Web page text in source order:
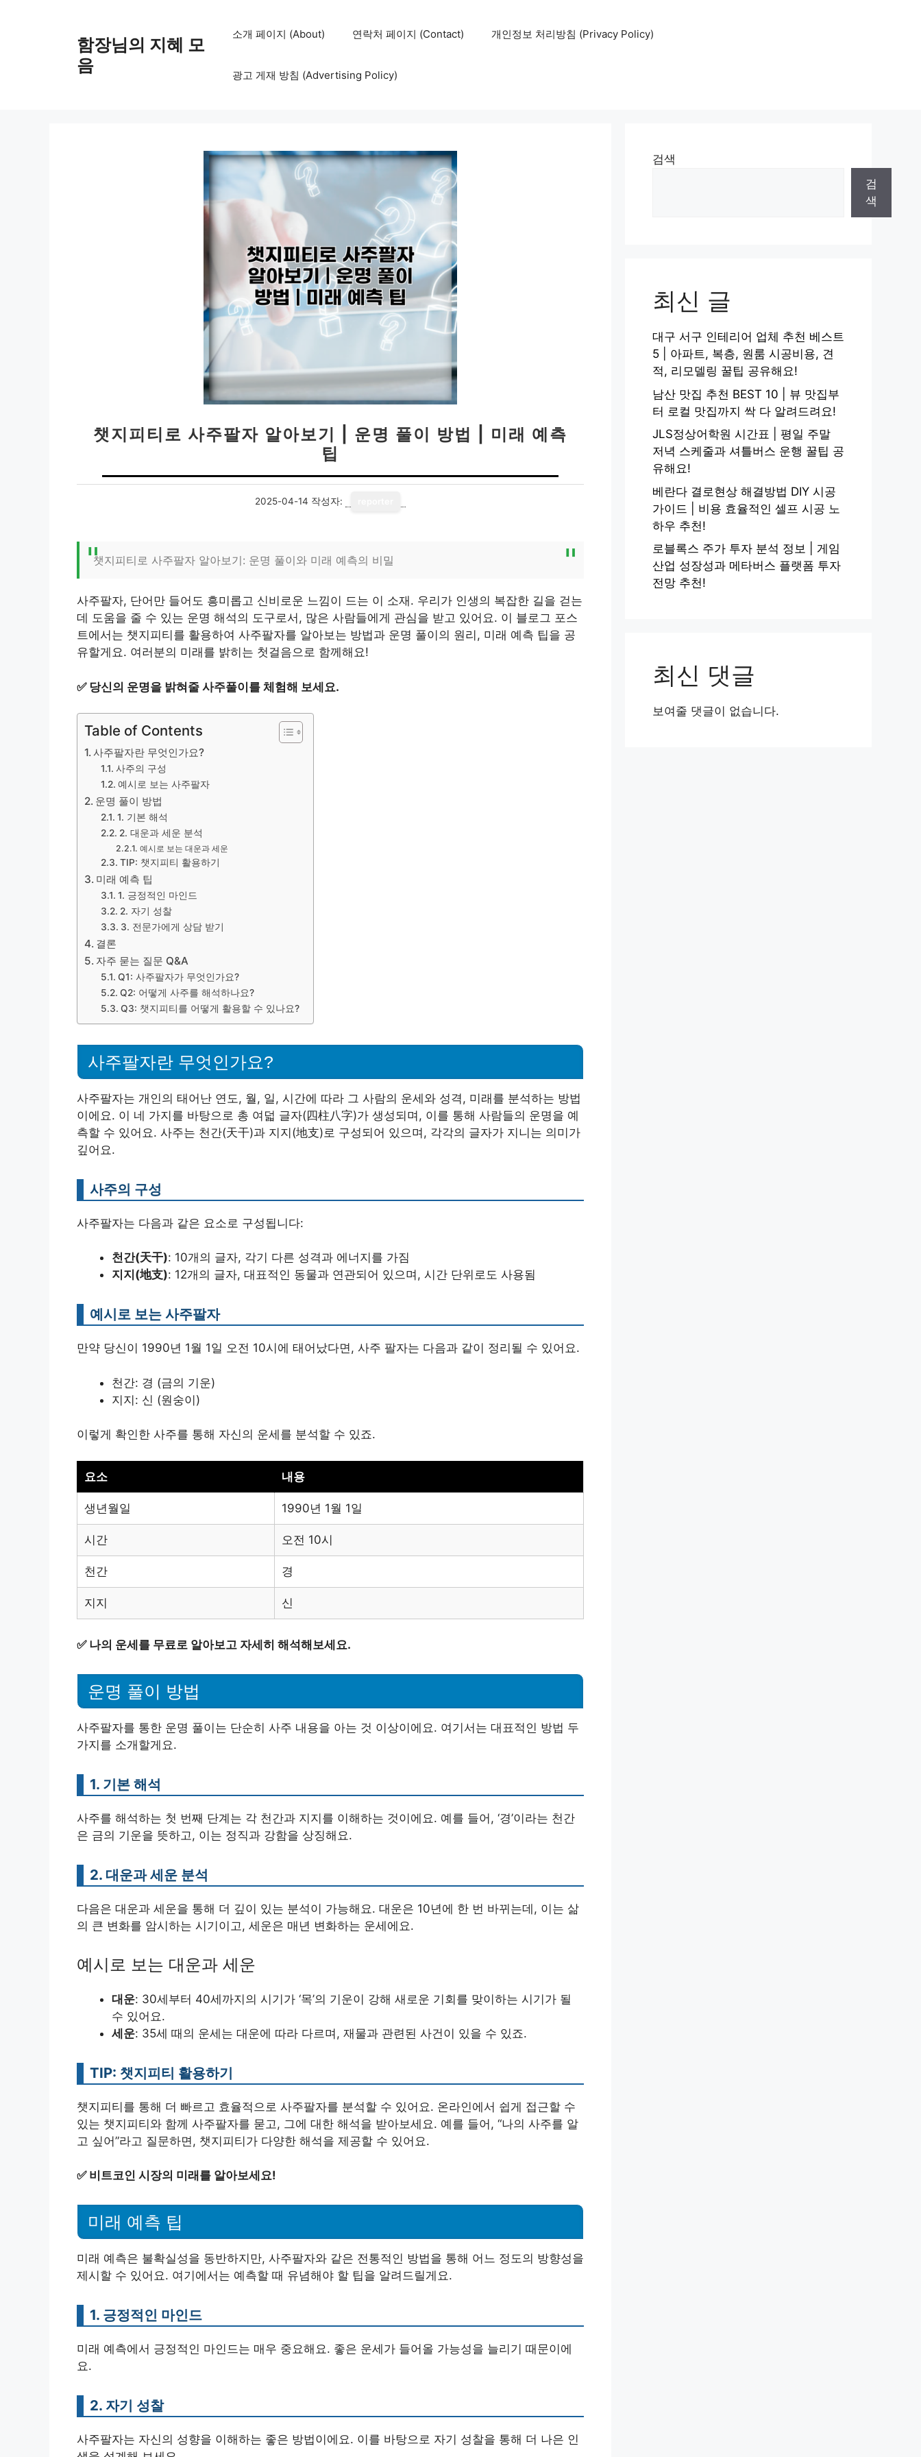
함장님의 지혜 모
음
소개 페이지 (About) 연락처 페이지 (Contact) 개인정보 처리방침 (Privacy Policy)
광고 게재 방침 (Advertising Policy)
챗지피티로 사주팔자 알아보기 | 운명 풀이 방법 | 미래 예측
팁
2025-04-14 작성자:
챗지피티로 사주팔자 알아보기: 운명 풀이와 미래 예측의 비밀
사주팔자, 단어만 들어도 흥미롭고 신비로운 느낌이 드는 이 소재. 우리가 인생의 복잡한 길을 걷는
데 도움을 줄 수 있는 운명 해석의 도구로서, 많은 사람들에게 관심을 받고 있어요. 이 블로그 포스
트에서는 챗지피티를 활용하여 사주팔자를 알아보는 방법과 운명 풀이의 원리, 미래 예측 팁을 공
유할게요. 여러분의 미래를 밝히는 첫걸음으로 함께해요!
✅ 당신의 운명을 밝혀줄 사주풀이를 체험해 보세요.
Table of Contents
사주팔자란 무엇인가요?
사주의 구성
예시로 보는 사주팔자
운명 풀이 방법
1. 기본 해석
2. 대운과 세운 분석
예시로 보는 대운과 세운
TIP: 챗지피티 활용하기
미래 예측 팁
1. 긍정적인 마인드
2. 자기 성찰
3. 전문가에게 상담 받기
결론
자주 묻는 질문 Q&A
Q1: 사주팔자가 무엇인가요?
Q2: 어떻게 사주를 해석하나요?
Q3: 챗지피티를 어떻게 활용할 수 있나요?
사주팔자란 무엇인가요?
사주팔자는 개인의 태어난 연도, 월, 일, 시간에 따라 그 사람의 운세와 성격, 미래를 분석하는 방법
이에요. 이 네 가지를 바탕으로 총 여덟 글자(四柱八字)가 생성되며, 이를 통해 사람들의 운명을 예
측할 수 있어요. 사주는 천간(天干)과 지지(地支)로 구성되어 있으며, 각각의 글자가 지니는 의미가
깊어요.
사주의 구성
사주팔자는 다음과 같은 요소로 구성됩니다:
천간(天干): 10개의 글자, 각기 다른 성격과 에너지를 가짐
지지(地支): 12개의 글자, 대표적인 동물과 연관되어 있으며, 시간 단위로도 사용됨
예시로 보는 사주팔자
만약 당신이 1990년 1월 1일 오전 10시에 태어났다면, 사주 팔자는 다음과 같이 정리될 수 있어요.
천간: 경 (금의 기운)
지지: 신 (원숭이)
이렇게 확인한 사주를 통해 자신의 운세를 분석할 수 있죠.
요소 내용
생년월일 1990년 1월 1일
시간 오전 10시
천간 경
지지 신
✅ 나의 운세를 무료로 알아보고 자세히 해석해보세요.
운명 풀이 방법
사주팔자를 통한 운명 풀이는 단순히 사주 내용을 아는 것 이상이에요. 여기서는 대표적인 방법 두
가지를 소개할게요.
1. 기본 해석
사주를 해석하는 첫 번째 단계는 각 천간과 지지를 이해하는 것이에요. 예를 들어, ‘경’이라는 천간
은 금의 기운을 뜻하고, 이는 정직과 강함을 상징해요.
2. 대운과 세운 분석
다음은 대운과 세운을 통해 더 깊이 있는 분석이 가능해요. 대운은 10년에 한 번 바뀌는데, 이는 삶
의 큰 변화를 암시하는 시기이고, 세운은 매년 변화하는 운세에요.
예시로 보는 대운과 세운
대운: 30세부터 40세까지의 시기가 ‘목’의 기운이 강해 새로운 기회를 맞이하는 시기가 될
수 있어요.
세운: 35세 때의 운세는 대운에 따라 다르며, 재물과 관련된 사건이 있을 수 있죠.
TIP: 챗지피티 활용하기
챗지피티를 통해 더 빠르고 효율적으로 사주팔자를 분석할 수 있어요. 온라인에서 쉽게 접근할 수
있는 챗지피티와 함께 사주팔자를 묻고, 그에 대한 해석을 받아보세요. 예를 들어, “나의 사주를 알
고 싶어”라고 질문하면, 챗지피티가 다양한 해석을 제공할 수 있어요.
✅ 비트코인 시장의 미래를 알아보세요!
미래 예측 팁
미래 예측은 불확실성을 동반하지만, 사주팔자와 같은 전통적인 방법을 통해 어느 정도의 방향성을
제시할 수 있어요. 여기에서는 예측할 때 유념해야 할 팁을 알려드릴게요.
1. 긍정적인 마인드
미래 예측에서 긍정적인 마인드는 매우 중요해요. 좋은 운세가 들어올 가능성을 늘리기 때문이에
요.
2. 자기 성찰
사주팔자는 자신의 성향을 이해하는 좋은 방법이에요. 이를 바탕으로 자기 성찰을 통해 더 나은 인
검색
검
색
최신 글
대구 서구 인테리어 업체 추천 베스트
5 | 아파트, 복층, 원룸 시공비용, 견
적, 리모델링 꿀팁 공유해요!
남산 맛집 추천 BEST 10 | 뷰 맛집부
터 로컬 맛집까지 싹 다 알려드려요!
JLS정상어학원 시간표 | 평일 주말
저녁 스케줄과 셔틀버스 운행 꿀팁 공
유해요!
베란다 결로현상 해결방법 DIY 시공
가이드 | 비용 효율적인 셀프 시공 노
하우 추천!
로블록스 주가 투자 분석 정보 | 게임
산업 성장성과 메타버스 플랫폼 투자
전망 추천!
최신 댓글
보여줄 댓글이 없습니다.